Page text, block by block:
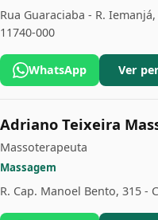
Rua Guaraciaba - R.
11740-000
WhatsApp Ver
Adriano Teixeira
Massoterapeuta
Massagem
R. Cap. Manoel Bento, 315 -